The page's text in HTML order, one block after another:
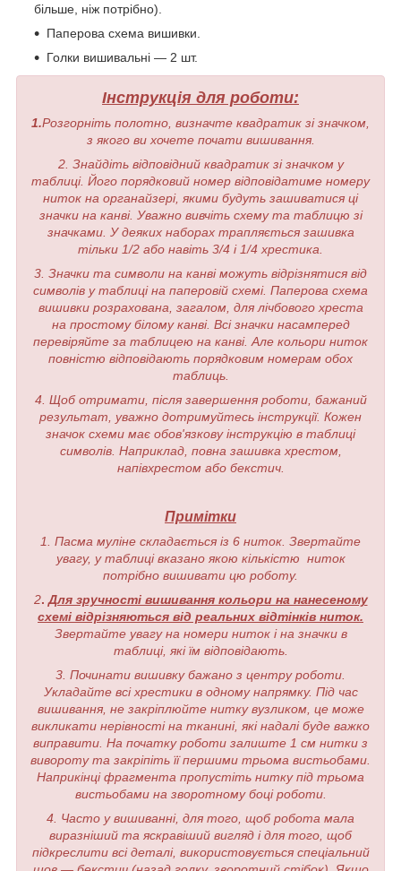
більше, ніж потрібно).
Паперова схема вишивки.
Голки вишивальні — 2 шт.
Інструкція для роботи:
1.Розгорніть полотно, визначте квадратик зі значком,
з якого ви хочете почати вишивання.
2. Знайдіть відповідний квадратик зі значком у
таблиці. Його порядковий номер відповідатиме номеру
ниток на органайзері, якими будуть зашиватися ці
значки на канві. Уважно вивчіть схему та таблицю зі
значками. У деяких наборах трапляється зашивка
тільки 1/2 або навіть 3/4 і 1/4 хрестика.
3. Значки та символи на канві можуть відрізнятися від
символів у таблиці на паперовій схемі. Паперова схема
вишивки розрахована, загалом, для лічбового хреста
на простому білому канві. Всі значки насамперед
перевіряйте за таблицею на канві. Але кольори ниток
повністю відповідають порядковим номерам обох
таблиць.
4. Щоб отримати, після завершення роботи, бажаний
результат, уважно дотримуйтесь інструкції. Кожен
значок схеми має обов'язкову інструкцію в таблиці
символів. Наприклад, повна зашивка хрестом,
напівхрестом або бекстич.
Примітки
1. Пасма муліне складається із 6 ниток. Звертайте
увагу, у таблиці вказано якою кількістю ниток
потрібно вишивати цю роботу.
2. Для зручності вишивання кольори на нанесеному
схемі відрізняються від реальних відтінків ниток.
Звертайте увагу на номери ниток і на значки в
таблиці, які їм відповідають.
3. Починати вишивку бажано з центру роботи.
Укладайте всі хрестики в одному напрямку. Під час
вишивання, не закріплюйте нитку вузликом, це може
викликати нерівності на тканині, які надалі буде важко
виправити. На початку роботи залиште 1 см нитки з
вивороту та закріпіть її першими трьома вистьобами.
Наприкінці фрагмента пропустіть нитку під трьома
вистьобами на зворотному боці роботи.
4. Часто у вишиванні, для того, щоб робота мала
виразніший та яскравіший вигляд і для того, щоб
підкреслити всі деталі, використовується спеціальний